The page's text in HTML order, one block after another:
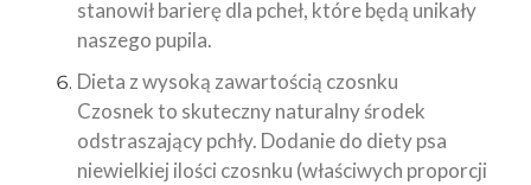
stanowił barierę dla pcheł, które będą unikały
naszego pupila.
Dieta z wysoką zawartością czosnku
Czosnek to skuteczny naturalny środek
odstraszający pchły. Dodanie do diety psa
niewielkiej ilości czosnku (właściwych proporcji